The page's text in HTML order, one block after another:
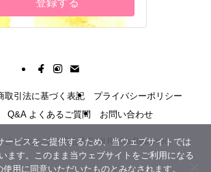
取引法に基づく表記
プライバシーポリシー
Q&A よくあるご質問 お問い合わせ
ピースビジネス通信講座 All Rights Reserved.
ービスをご提供するため、当ウェブサイトでは
ます。このまま当ウェブサイトをご利用になる
用に同意いただいたものとみなされます。